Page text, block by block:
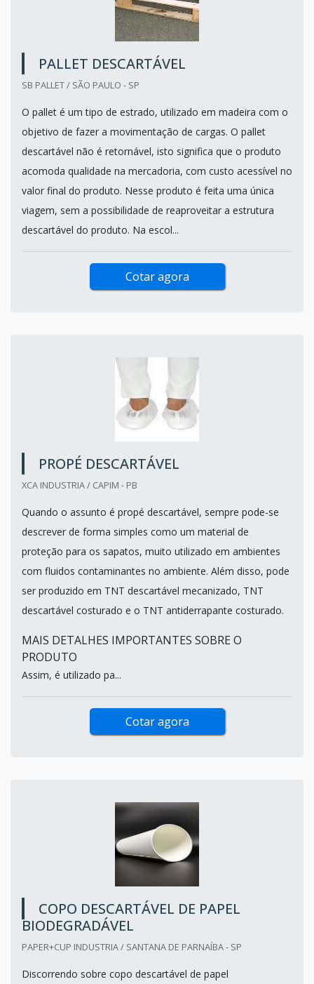
PALLET DESCARTÁVEL
SB PALLET / SÃO PAULO - SP
O pallet é um tipo de estrado, utilizado em madeira com o
objetivo de fazer a movimentação de cargas. O pallet
descartável não é retornável, isto significa que o produto
acomoda qualidade na mercadoria, com custo acessível no
valor final do produto. Nesse produto é feita uma única
viagem, sem a possibilidade de reaproveitar a estrutura
descartável do produto. Na escol...
Cotar agora
PROPÉ DESCARTÁVEL
XCA INDUSTRIA / CAPIM - PB
Quando o assunto é propé descartável, sempre pode-se
descrever de forma simples como um material de
proteção para os sapatos, muito utilizado em ambientes
com fluidos contaminantes no ambiente. Além disso, pode
ser produzido em TNT descartável mecanizado, TNT
descartável costurado e o TNT antiderrapante costurado.
MAIS DETALHES IMPORTANTES SOBRE O
PRODUTO
Assim, é utilizado pa...
Cotar agora
COPO DESCARTÁVEL DE PAPEL
BIODEGRADÁVEL
PAPER+CUP INDUSTRIA / SANTANA DE PARNAÍBA - SP
Discorrendo sobre copo descartável de papel